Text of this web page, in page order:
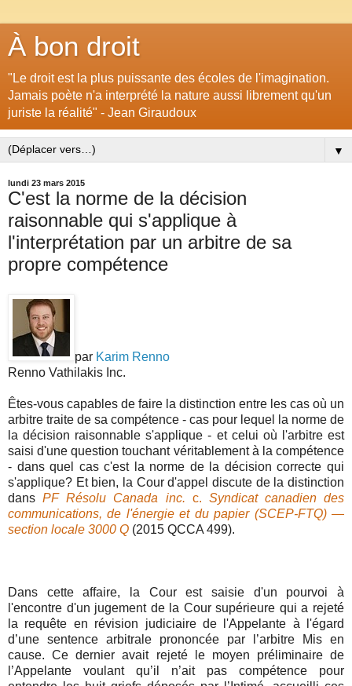
À bon droit
"Le droit est la plus puissante des écoles de l'imagination.
Jamais poète n'a interprété la nature aussi librement qu'un
juriste la réalité" - Jean Giraudoux
▼
lundi 23 mars 2015
C'est la norme de la décision
raisonnable qui s'applique à
l'interprétation par un arbitre de sa
propre compétence
par Karim Renno
Renno Vathilakis Inc.
Êtes-vous capables de faire la distinction entre les cas où un
arbitre traite de sa compétence - cas pour lequel la norme de
la décision raisonnable s'applique - et celui où l'arbitre est
saisi d'une question touchant véritablement à la compétence
- dans quel cas c'est la norme de la décision correcte qui
s'applique? Et bien, la Cour d'appel discute de la distinction
dansPF Résolu Canada inc. c. Syndicat canadien des
communications, de l'énergie et du papier (SCEP-FTQ) —
section locale 3000 Q (2015 QCCA 499).
Dans cette affaire, la Cour est saisie d'un pourvoi à
l'encontre d'un jugement de la Cour supérieure qui a rejeté
la requête en révision judiciaire de l'Appelante à l'égard
d’une sentence arbitrale prononcée par l’arbitre Mis en
cause. Ce dernier avait rejeté le moyen préliminaire de
l’Appelante voulant qu’il n’ait pas compétence pour